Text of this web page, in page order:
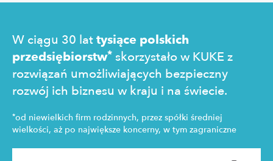
W ciągu 30 lattysiące polskich
przedsiębiorstw* skorzystało w KUKE z
rozwiązań umożliwiających bezpieczny
rozwój ich biznesu w kraju i na świecie.
*od niewielkich firm rodzinnych, przez spółki średniej
wielkości, aż po największe koncerny, w tym zagraniczne